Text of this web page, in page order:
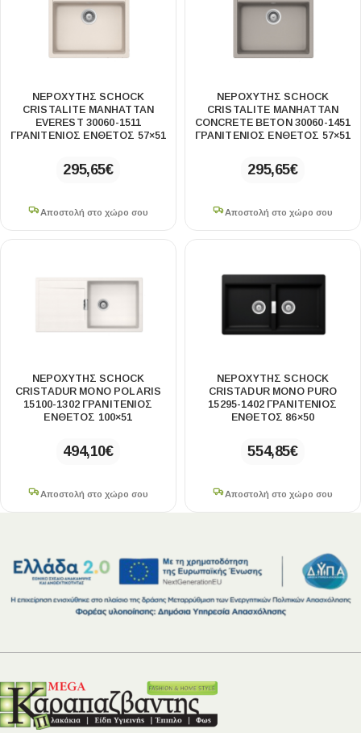
ΝΕΡΟΧΥΤΗΣ SCHOCK
CRISTALITE MANHATTAN
EVEREST 30060-1511
ΓΡΑΝΙΤΕΝΙΟΣ ΕΝΘΕΤΟΣ 57×51
295,65€
Αποστολή στο χώρο σου
ΝΕΡΟΧΥΤΗΣ SCHOCK
CRISTALITE MANHATTAN
CONCRETE BETON 30060-1451
ΓΡΑΝΙΤΕΝΙΟΣ ΕΝΘΕΤΟΣ 57×51
295,65€
Αποστολή στο χώρο σου
ΝΕΡΟΧΥΤΗΣ SCHOCK
CRISTADUR MONO POLARIS
15100-1302 ΓΡΑΝΙΤΕΝΙΟΣ
ΕΝΘΕΤΟΣ 100×51
494,10€
Αποστολή στο χώρο σου
ΝΕΡΟΧΥΤΗΣ SCHOCK
CRISTADUR MONO PURO
15295-1402 ΓΡΑΝΙΤΕΝΙΟΣ
ΕΝΘΕΤΟΣ 86×50
554,85€
Αποστολή στο χώρο σου